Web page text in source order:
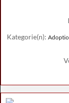
Kategorie(n):